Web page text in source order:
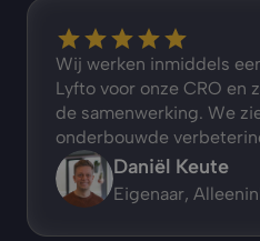
Wij werken inmiddels
Lyfto voor onze CRO en
de samenwerking. We
onderbouwde
Daniël Keute
Eigenaar,